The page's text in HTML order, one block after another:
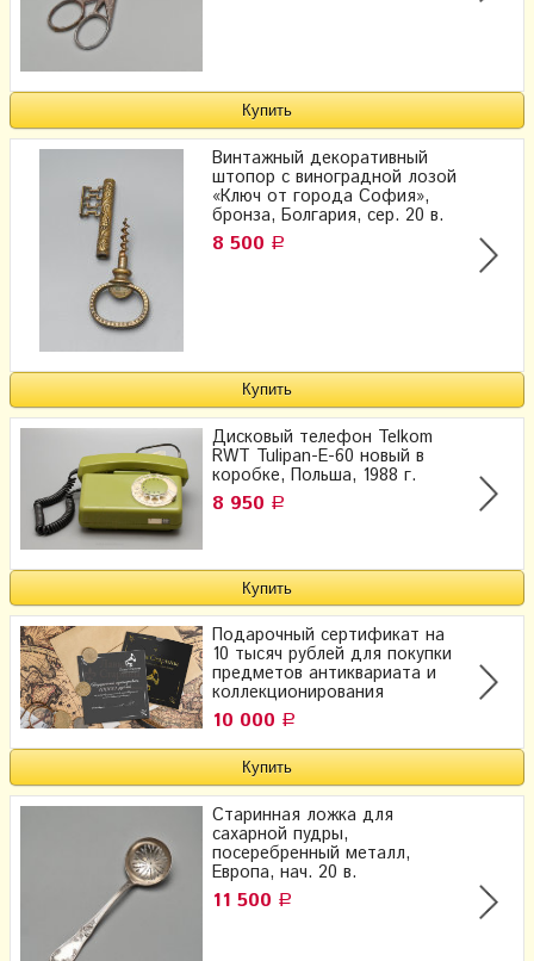
Винтажный декоративный
штопор с виноградной лозой
«Ключ от города София»,
бронза, Болгария, сер. 20 в.
8 500 Р
Дисковый телефон Telkom
RWT Tulipan-E-60 новый в
коробке, Польша, 1988 г.
8 950 Р
Подарочный сертификат на
10 тысяч рублей для покупки
предметов антиквариата и
коллекционирования
10 000 Р
Старинная ложка для
сахарной пудры,
посеребренный металл,
Европа, нач. 20 в.
11 500 Р